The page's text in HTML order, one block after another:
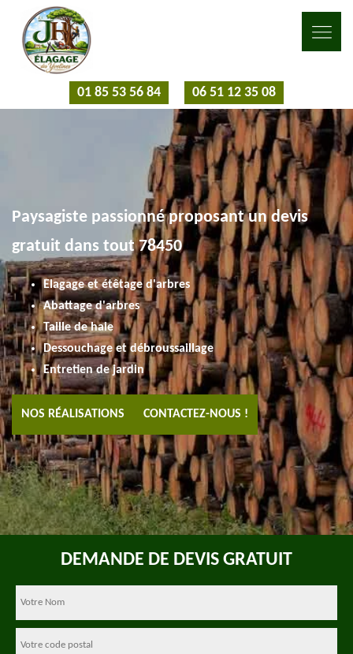
01 85 53 56 84 06 51 12 35 08
Paysagiste passionné proposant un devis
gratuit dans tout 78450
Elagage et étêtage d'arbres
Abattage d'arbres
Taille de haie
Dessouchage et débroussaillage
Entretien de jardin
NOS RÉALISATIONS CONTACTEZ-NOUS !
DEMANDE DE DEVIS GRATUIT